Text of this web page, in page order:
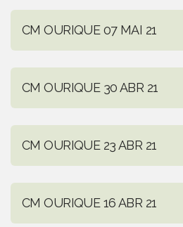
CM OURIQUE 07 MAI 21
CM OURIQUE 30 ABR 21
CM OURIQUE 23 ABR 21
CM OURIQUE 16 ABR 21